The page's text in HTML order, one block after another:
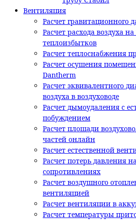
Вентиляция
Расчет гравитационного
Расчет расхода воздуха
теплоизбытков
Расчет теплоснабжения
Расчет осушения
Dantherm
Расчет эквивалентного
воздуха в воздуховоде
Расчет дымоудаления с
побуждением
Расчет площади
частей онлайн
Расчет естественной
Расчет потерь давления
сопротивлениях
Расчет воздушного
вентиляцией
Расчет вентиляции в
Расчет температуры